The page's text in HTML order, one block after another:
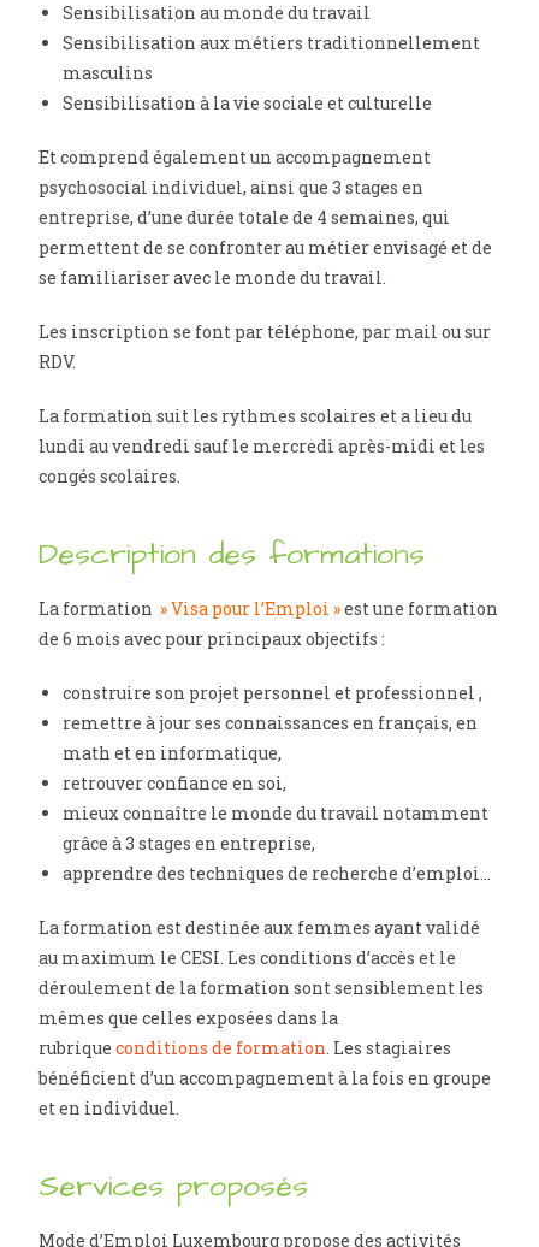
Sensibilisation au monde du travail
Sensibilisation aux métiers traditionnellement
masculins
Sensibilisation à la vie sociale et culturelle
Et comprend également un accompagnement
psychosocial individuel, ainsi que 3 stages en
entreprise, d’une durée totale de 4 semaines, qui
permettent de se confronter au métier envisagé et de
se familiariser avec le monde du travail.
Les inscription se font par téléphone, par mail ou sur
RDV.
La formation suit les rythmes scolaires et a lieu du
lundi au vendredi sauf le mercredi après-midi et les
congés scolaires.
Description des formations
La formation » Visa pour l’Emploi »est une formation
de 6 mois avec pour principaux objectifs :
construire son projet personnel et professionnel ,
remettre à jour ses connaissances en français, en
math et en informatique,
retrouver confiance en soi,
mieux connaître le monde du travail notamment
grâce à 3 stages en entreprise,
apprendre des techniques de recherche d’emploi…
La formation est destinée aux femmes ayant validé
au maximum le CESI. Les conditions d’accès et le
déroulement de la formation sont sensiblement les
mêmes que celles exposées dans la
rubriqueconditions de formation. Les stagiaires
bénéficient d’un accompagnement à la fois en groupe
et en individuel.
Services proposés
Mode d’Emploi Luxembourg propose des activités